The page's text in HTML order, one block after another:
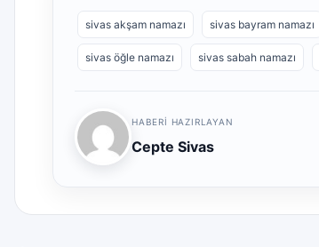
sivas akşam namazı sivas bayram namazı
sivas öğle namazı sivas sabah namazı
HABERI HAZIRLAYAN
Cepte Sivas